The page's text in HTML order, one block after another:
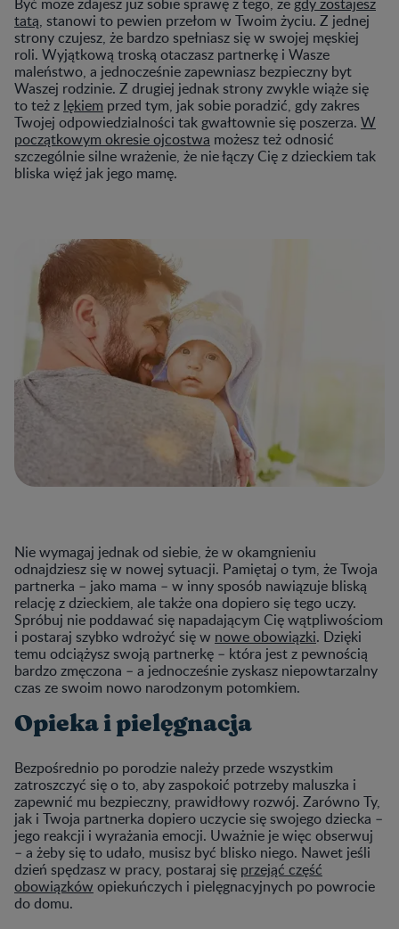
tatą, stanowi to pewien przełom w Twoim życiu. Z jednej
strony czujesz, że bardzo spełniasz się w swojej męskiej
roli. Wyjątkową troską otaczasz partnerkę i Wasze
maleństwo, a jednocześnie zapewniasz bezpieczny byt
Waszej rodzinie. Z drugiej jednak strony zwykle wiąże się
to też z lękiem przed tym, jak sobie poradzić, gdy zakres
Twojej odpowiedzialności tak gwałtownie się poszerza. W
początkowym okresie ojcostwa możesz też odnosić
szczególnie silne wrażenie, że nie łączy Cię z dzieckiem tak
bliska więź jak jego mamę.
Nie wymagaj jednak od siebie, że w okamgnieniu
odnajdziesz się w nowej sytuacji. Pamiętaj o tym, że Twoja
partnerka – jako mama – w inny sposób nawiązuje bliską
relację z dzieckiem, ale także ona dopiero się tego uczy.
Spróbuj nie poddawać się napadającym Cię wątpliwościom
i postaraj szybko wdrożyć się w nowe obowiązki. Dzięki
temu odciążysz swoją partnerkę – która jest z pewnością
bardzo zmęczona – a jednocześnie zyskasz niepowtarzalny
czas ze swoim nowo narodzonym potomkiem.
Opieka i pielęgnacja
Bezpośrednio po porodzie należy przede wszystkim
zatroszczyć się o to, aby zaspokoić potrzeby maluszka i
zapewnić mu bezpieczny, prawidłowy rozwój. Zarówno Ty,
jak i Twoja partnerka dopiero uczycie się swojego dziecka –
jego reakcji i wyrażania emocji. Uważnie je więc obserwuj
– a żeby się to udało, musisz być blisko niego. Nawet jeśli
dzień spędzasz w pracy, postaraj się przejąć część
obowiązków opiekuńczych i pielęgnacyjnych po powrocie
do domu.